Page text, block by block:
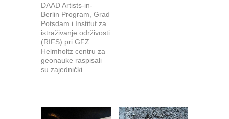
DAAD Artists-in-
Berlin Program, Grad
Potsdam i Institut za
istraživanje održivosti
(RIFS) pri GFZ
Helmholtz centru za
geonauke raspisali
su zajednički...